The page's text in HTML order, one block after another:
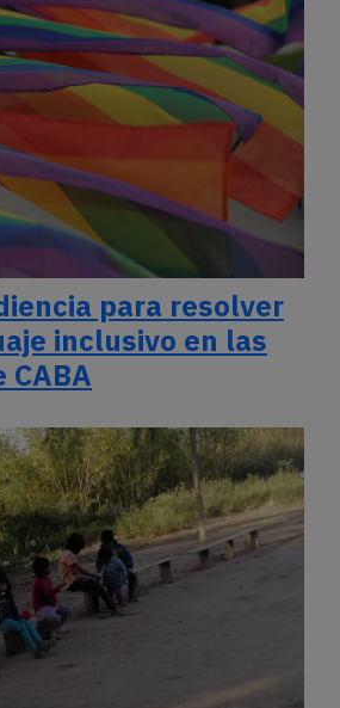
para resolver
inclusivo en las
CABA